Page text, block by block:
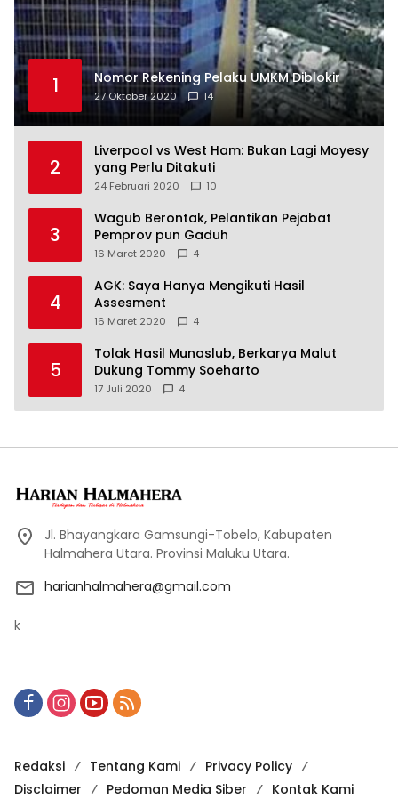
1 Nomor Rekening Pelaku UMKM Diblokir
27 Oktober 2020 14
2
Liverpool vs West Ham: Bukan Lagi Moyesy
yang Perlu Ditakuti
24 Februari 2020 10
3
Wagub Berontak, Pelantikan Pejabat
Pemprov pun Gaduh
16 Maret 2020 4
4
AGK: Saya Hanya Mengikuti Hasil
Assesment
16 Maret 2020 4
5
Tolak Hasil Munaslub, Berkarya Malut
Dukung Tommy Soeharto
17 Juli 2020 4
Jl. Bhayangkara Gamsungi-Tobelo, Kabupaten
Halmahera Utara. Provinsi Maluku Utara.
harianhalmahera@gmail.com
k
Redaksi Tentang Kami
Privacy Policy
Disclaimer
Pedoman Media Siber Kontak Kami